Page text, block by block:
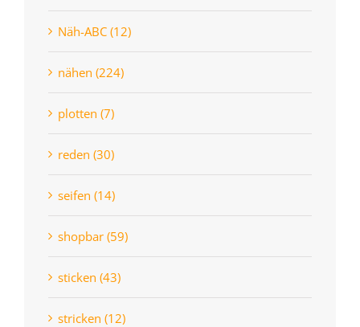
Näh-ABC (12)
nähen (224)
plotten (7)
reden (30)
seifen (14)
shopbar (59)
sticken (43)
stricken (12)